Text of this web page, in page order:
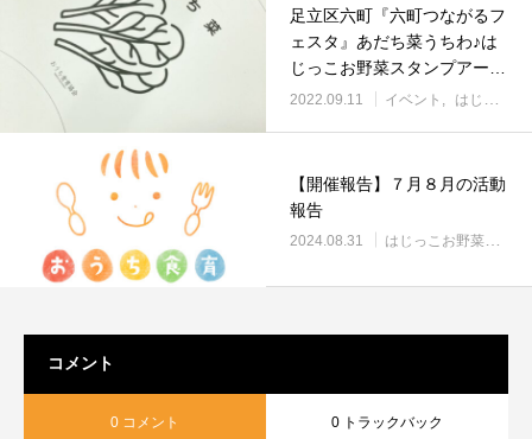
足立区六町『六町つながるフ
ェスタ』あだち菜うちわ♪は
じっこお野菜スタンプアート
でSDGｓ♪
2022.09.11 イベント はじっこお野菜スタンプアート
【開催報告】７月８月の活動
報告
2024.08.31 はじっこお野菜スタンプアート
コメント
0 コメント 0 トラックバック